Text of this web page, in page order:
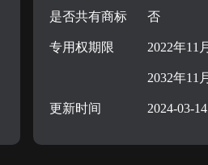
是否共有商标 否
专用权期限 2022年11
2032年11
更新时间 2024-03-14